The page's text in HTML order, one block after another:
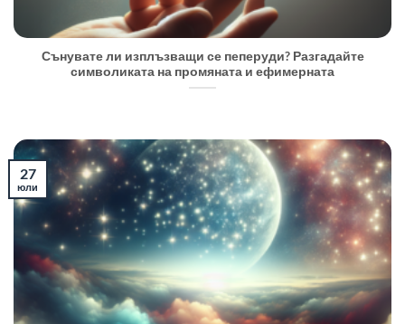
Сънувате ли изплъзващи се пеперуди? Разгадайте
символиката на промяната и ефимерната
27
юли